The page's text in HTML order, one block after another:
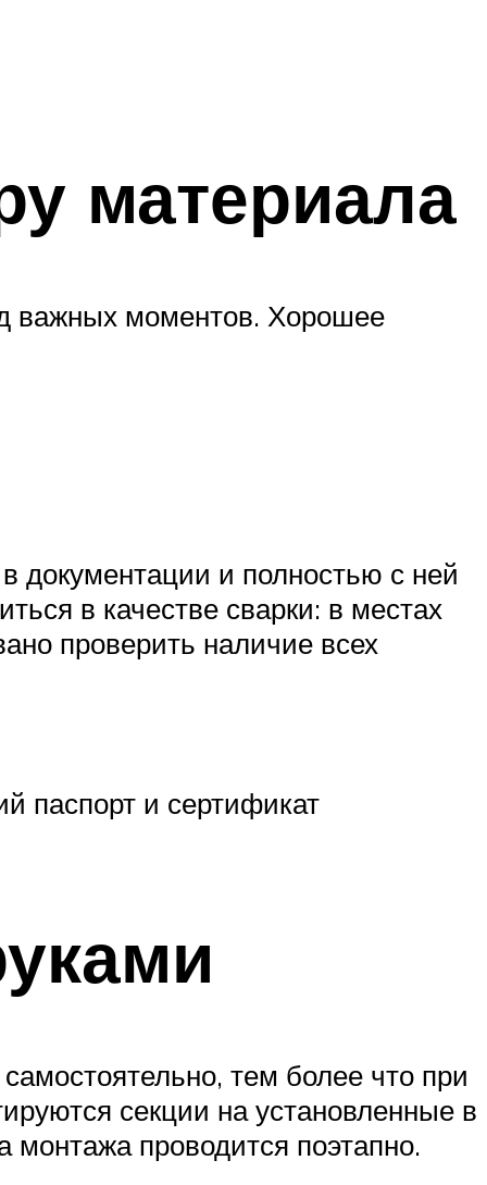
материала
важных моментов. Хорошее
документации и полностью с ней
в качестве сварки: в местах
проверить наличие всех
паспорт и сертификат
тем более что при
секции на установленные в
проводится поэтапно.